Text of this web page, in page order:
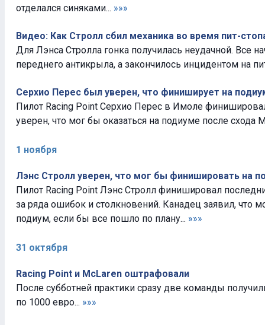
отделался синяками... »»»
Видео: Как Стролл сбил механика во время пит-
Для Лэнса Стролла гонка получилась неудачной. Все
переднего антикрыла, а закончилось инцидентом на
Серхио Перес был уверен, что финиширует на
Пилот Racing Point Серхио Перес в Имоле
уверен, что мог бы оказаться на подиуме после схода
1 ноября
Лэнс Стролл уверен, что мог бы финишировать на
Пилот Racing Point Лэнс Стролл финишировал
за ряда ошибок и столкновений. Канадец заявил, что
подиум, если бы все пошло по плану... »»»
31 октября
Racing Point и McLaren оштрафовали
После субботней практики сразу две команды
по 1000 евро... »»»